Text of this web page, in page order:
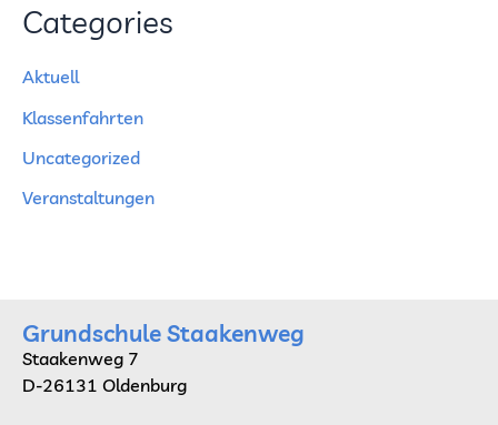
Categories
Aktuell
Klassenfahrten
Uncategorized
Veranstaltungen
Grundschule Staakenweg
Staakenweg 7
D-26131 Oldenburg